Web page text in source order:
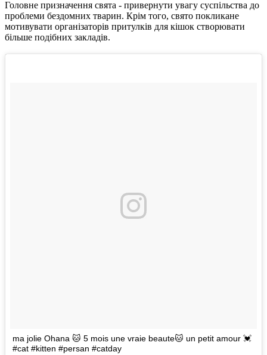
Головне призначення свята - привернути увагу суспільства до
проблеми бездомних тварин. Крім того, свято покликане
мотивувати організаторів притулків для кішок створювати
більше подібних закладів.
ma jolie Ohana 🐱 5 mois une vraie beaute🐱 un petit amour 💓
#cat #kitten #persan #catday